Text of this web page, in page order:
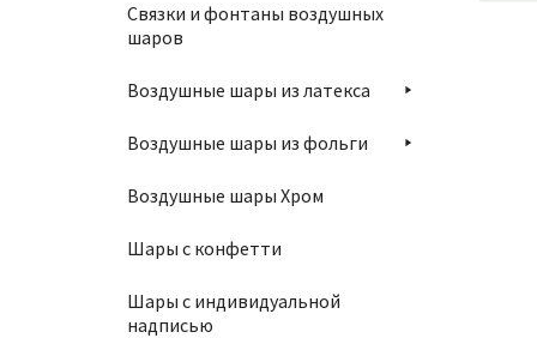
Связки и фонтаны воздушных
шаров
Воздушные шары из латекса
Воздушные шары из фольги
Воздушные шары Хром
Шары с конфетти
Шары с индивидуальной
надписью